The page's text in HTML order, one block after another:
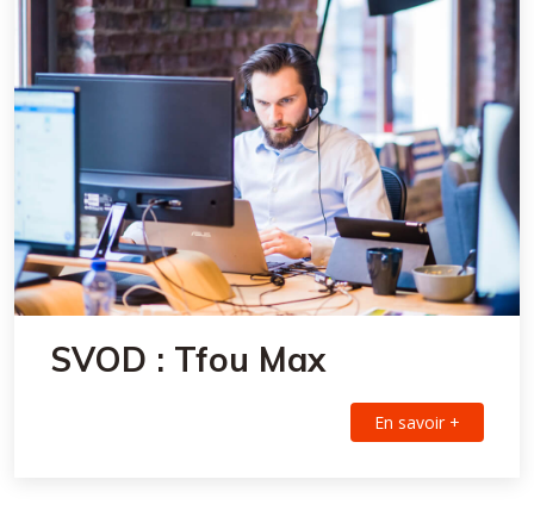
SVOD : Tfou Max
En savoir +